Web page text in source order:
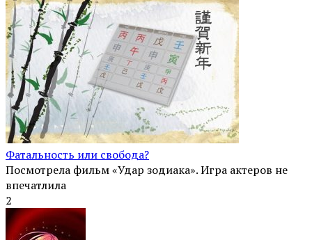
Фатальность или свобода?
Посмотрела фильм «Удар зодиака». Игра актеров не
впечатлила
2